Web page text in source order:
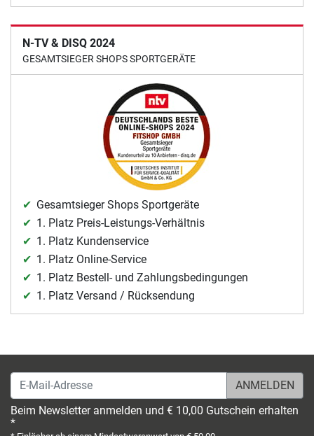
N-TV & DISQ 2024
GESAMTSIEGER SHOPS SPORTGERÄTE
Gesamtsieger Shops Sportgeräte
1. Platz Preis-Leistungs-Verhältnis
1. Platz Kundenservice
1. Platz Online-Service
1. Platz Bestell- und Zahlungsbedingungen
1. Platz Versand / Rücksendung
E-Mail-Adresse
Beim Newsletter anmelden und € 10,00 Gutschein erhalten
*